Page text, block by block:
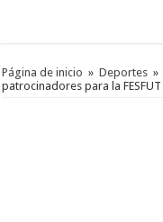
Página de inicio » Deportes »
patrocinadores para la FESFUT